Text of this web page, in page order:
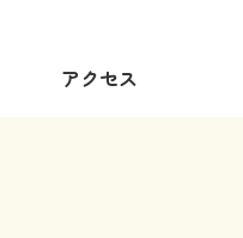
アクセス